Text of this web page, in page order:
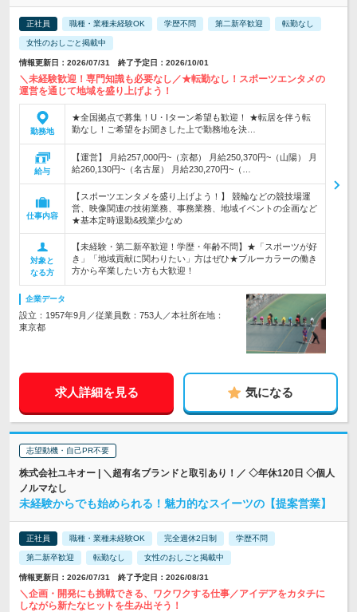
正社員 職種・業種未経験OK 学歴不問 第二新卒歓迎 転勤なし
女性のおしごと掲載中
情報更新日：2026/07/31 終了予定日：2026/10/01
＼未経験歓迎！専門知識も必要なし／★転勤なし！スポーツエンタメの
運営を通じて地域を盛り上げよう！
勤務地
★全国拠点で募集！U・Iターン希望も歓迎！ ★転居を伴う転
勤なし！ご希望をお聞きした上で勤務地を決…
給与
【運営】 月給257,000円~（京都） 月給250,370円~（山陽） 月
給260,130円~（名古屋） 月給230,270円~（…
仕事内容
【スポーツエンタメを盛り上げよう！】 競輪などの競技場運
営、映像関連の技術業務、事務業務、地域イベントの企画など
★基本定時退勤&残業少なめ
対象と
なる方
【未経験・第二新卒歓迎！学歴・年齢不問】★「スポーツが好
き」「地域貢献に関わりたい」方はぜひ★ブルーカラーの働き
方から卒業したい方も大歓迎！
企業データ
設立：1957年9月／従業員数：753人／本社所在地：
東京都
求人詳細を見る 気になる
志望動機・自己PR不要
株式会社ユキオー | ＼超有名ブランドと取引あり！／ ◇年休120日 ◇個人
ノルマなし
未経験からでも始められる！魅力的なスイーツの【提案営業】
正社員 職種・業種未経験OK 完全週休2日制 学歴不問
第二新卒歓迎 転勤なし 女性のおしごと掲載中
情報更新日：2026/07/31 終了予定日：2026/08/31
＼企画・開発にも挑戦できる、ワクワクする仕事／アイデアをカタチに
しながら新たなヒットを生み出そう！